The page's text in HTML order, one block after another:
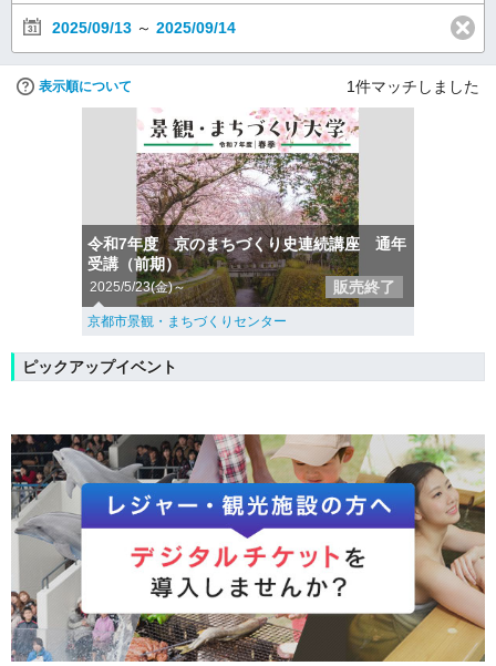
2025/09/13 ～ 2025/09/14
表示順について 1件マッチしました
令和7年度 京のまちづくり史連続講座 通年
受講（前期）
2025/5/23(金)～ 販売終了
京都市景観・まちづくりセンター
ピックアップイベント